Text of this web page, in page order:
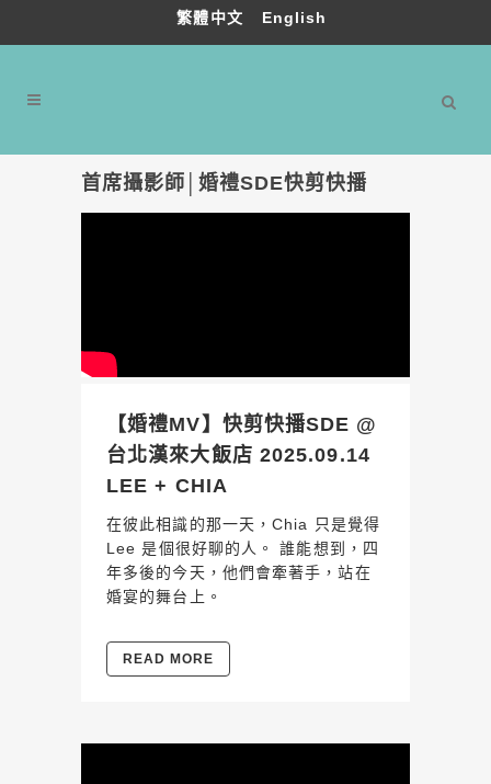
繁體中文 English
首席攝影師│婚禮SDE快剪快播
【婚禮MV】快剪快播SDE @
台北漢來大飯店 2025.09.14
LEE + CHIA
在彼此相識的那一天，Chia 只是覺得
Lee 是個很好聊的人。 誰能想到，四
年多後的今天，他們會牽著手，站在
婚宴的舞台上。
READ MORE